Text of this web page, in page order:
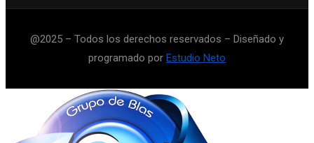
@2025 – Todos los derechos reservados – Diseñado y
programado por Estudio Neto